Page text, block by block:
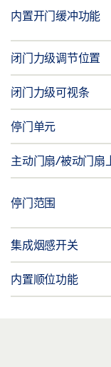
内置开门缓冲功能
闭门力级调节位置
闭门力级可视条
停门单元
主动门扇/被动门扇
停门范围
集成烟感开关
内置顺位功能